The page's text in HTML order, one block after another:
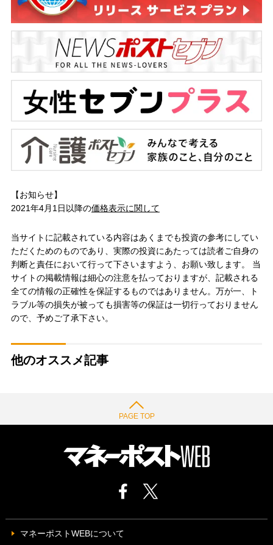
【お知らせ】
2021年4月1日以降の価格表示に関して
当サイトに記載されている内容はあくまでも投資の参考にしてい
ただくためのものであり、実際の投資にあたっては読者ご自身の
判断と責任において行って下さいますよう、お願い致します。 当
サイトの掲載情報は細心の注意を払っておりますが、記載される
全ての情報の正確性を保証するものではありません。万が一、ト
ラブル等の損失が被っても損害等の保証は一切行っておりません
ので、予めご了承下さい。
他のオススメ記事
PAGE TOP
マネーポストWEBについて